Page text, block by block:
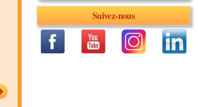
Salsa Cubaine
Niveau:Tous Niveaux
Description:OH JOIE !
MERCI À TOUS !!!
Frisange
Discipline:Salsa
Niveau: Avancés
Suivez-nous